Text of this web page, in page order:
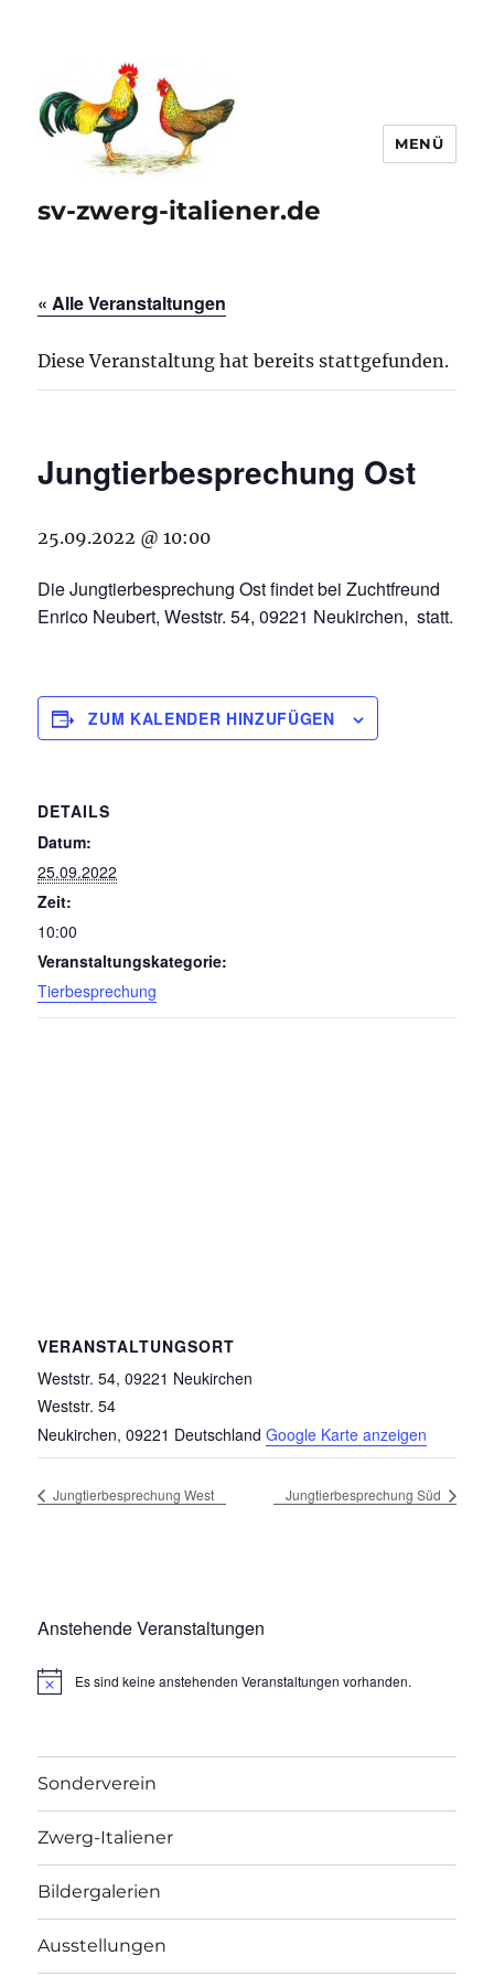
sv-zwerg-italiener.de
MENÜ
« Alle Veranstaltungen
Diese Veranstaltung hat bereits stattgefunden.
Jungtierbesprechung Ost
25.09.2022 @ 10:00
Die Jungtierbesprechung Ost findet bei Zuchtfreund
Enrico Neubert, Weststr. 54, 09221 Neukirchen, statt.
ZUM KALENDER HINZUFÜGEN
DETAILS
Datum:
25.09.2022
Zeit:
10:00
Veranstaltungskategorie:
Tierbesprechung
VERANSTALTUNGSORT
Weststr. 54, 09221 Neukirchen
Weststr. 54
Neukirchen, 09221 Deutschland Google Karte anzeigen
Jungtierbesprechung West Jungtierbesprechung Süd
Anstehende Veranstaltungen
H
e
i
s
Es sind keine anstehenden Veranstaltungen vorhanden.
Sonderverein
Zwerg-Italiener
Bildergalerien
Ausstellungen